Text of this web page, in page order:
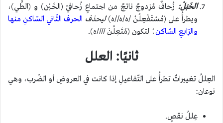
الخَبَلْ: زُحافٌ مُزدوجٌ ناتجٌ من اجتماعِ زُحافيّ (الخَبْن) و (الطَّي)،
ويطرأُ على (مُسْتَفْعِلُنْ /ه/ه//ه)ليحذف الحرف الثّاني السّاكنِ منها
والرّابعِ السّاكن؛ لتكون (مُتَعِلُنْ ////ه).
ثانيًا: العلل
العِللُ تغييراتٌ تطرأُ على التّفاعيلِ إذا كانت في العروضِ أو الضّرب، وهي
نوعان:
عِللُ نقصٍ.